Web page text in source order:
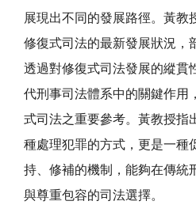
展現出不同的發展路徑。黃教
修復式司法的最新發展狀況，
透過對修復式司法發展的縱貫
代刑事司法體系中的關鍵作用
式司法之重要參考。黃教授指
種處理犯罪的方式，更是一種
持、修補的機制，能夠在傳統
與尊重包容的司法選擇。